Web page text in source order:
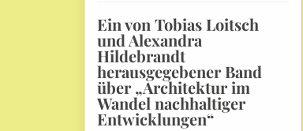
Ein von Tobias Loitsch
und Alexandra
Hildebrandt
herausgegebener Band
über „Architektur im
Wandel nachhaltiger
Entwicklungen“